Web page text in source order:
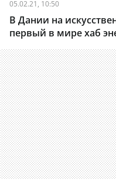
05.02.21, 10:50
В Дании на
первый в мире хаб